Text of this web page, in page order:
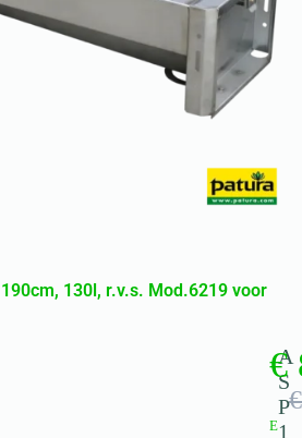
130l, r.v.s. Mod.6219 voor
A
S
P
1
€
€
E